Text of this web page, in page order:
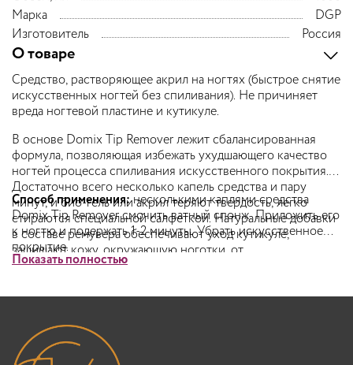
Марка
DGP
Изготовитель
Россия
О товаре
Средство, растворяющее акрил на ногтях (быстрое снятие
искусственных ногтей без спиливания). Не причиняет
вреда ногтевой пластине и кутикуле.
В основе Domix Tip Remover лежит сбалансированная
формула, позволяющая избежать ухудшающего качество
ногтей процесса спиливания искусственного покрытия.
Достаточно всего несколько капель средства и пару
минут, и био-гель или акрил теряют твердость, легко
стираются специальной салфеткой. Натуральные добавки
в составе ремувера обеспечивают уход кутикуле,
защищают кожу, окружающую ноготки, от
неблагоприятного воздействия.
Способ применения: несколькими каплями средства
Domix Tip Remover смочить ватный спонж. Приложить его
к ногтю и подержать 1-2 минуты. Убрать искусственное
покрытие.
Показать полностью